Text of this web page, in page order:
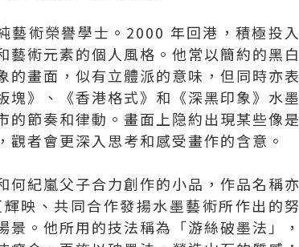
術榮譽學士。2000 年回港，積極投入
術元素的個人風格。他常以簡約的黑白
畫面，似有立體派的意味，但同時亦表
》、《香港格式》和《深黑印象》水墨
節奏和律動。畫面上隐約出現某些像是
者會更深入思考和感受畫作的含意。
紀嵐父子合力創作的小品，作品名稱亦
映、共同合作發揚水墨藝術所作出的努
。他所用的技法稱為「游絲破墨法」，